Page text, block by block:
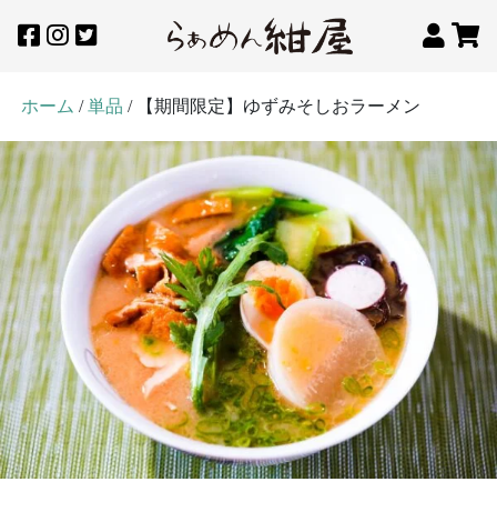
ホーム /単品 / 【期間限定】ゆずみそしおラーメン